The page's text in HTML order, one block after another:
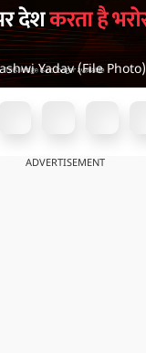
Yadav (File Photo)
ADVERTISEMENT